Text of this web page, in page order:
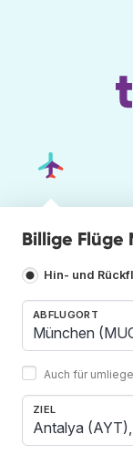
Billige Flüge
Hin- und
ABFLUGORT
Auch für
ZIEL